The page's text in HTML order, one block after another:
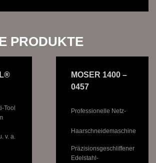
PRODUKTE
Tool
v. a.
MOSER 1400 –
0457
Professionelle Netz-
Haarschneidemaschine
Präzisionsgeschliffener
Edelstahl-